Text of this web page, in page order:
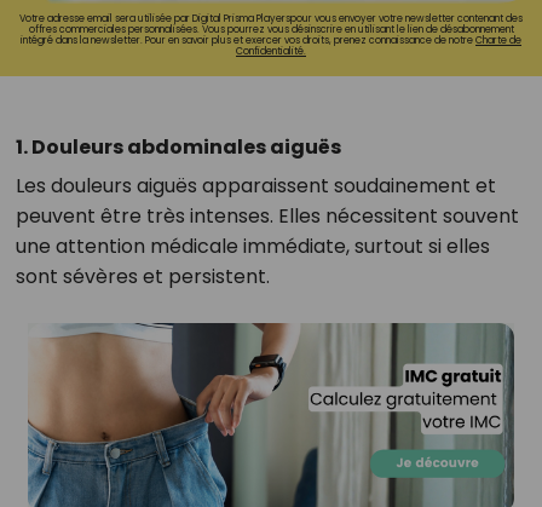
Votre adresse email sera utilisée par Digital Prisma Playerspour vous envoyer votre newsletter contenant des
offres commerciales personnalisées. Vous pourrez vous désinscrire en utilisant le lien de désabonnement
intégré dans la newsletter. Pour en savoir plus et exercer vos droits, prenez connaissance de notreCharte de
Confidentialité.
1. Douleurs abdominales aiguës
Les douleurs aiguës apparaissent soudainement et
peuvent être très intenses. Elles nécessitent souvent
une attention médicale immédiate, surtout si elles
sont sévères et persistent.